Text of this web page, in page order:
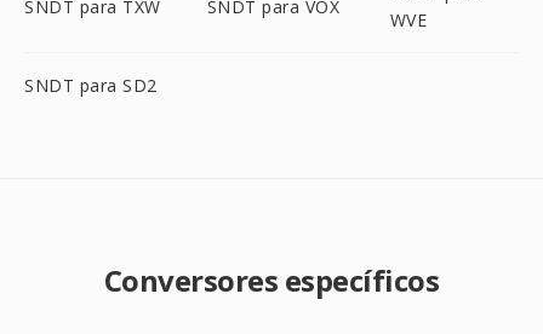
SNDT para TXW SNDT para VOX
WVE
SNDT para SD2
Conversores específicos